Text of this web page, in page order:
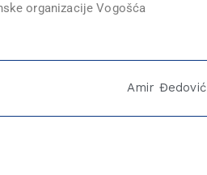
organizacije Vogošća
Amir Đedović